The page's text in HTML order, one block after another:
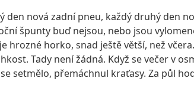
nová zadní pneu, každý druhý den
špunty buď nejsou, nebo jsou
horko, snad ještě větší, než
Tady není žádná. Když se večer v
setmělo, přemáchnul kraťasy. Za půl